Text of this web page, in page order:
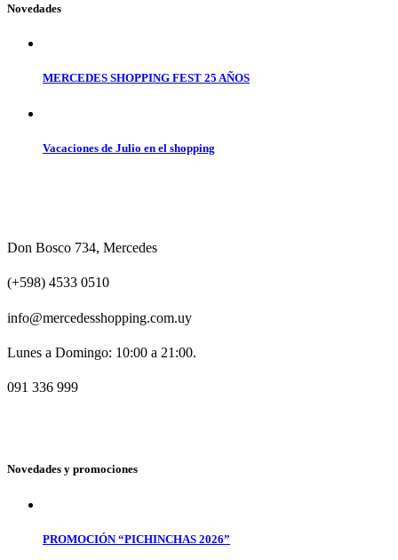
Novedades
MERCEDES SHOPPING FEST 25 AÑOS
Vacaciones de Julio en el shopping
Don Bosco 734, Mercedes
(+598) 4533 0510
info@mercedesshopping.com.uy
Lunes a Domingo: 10:00 a 21:00.
091 336 999
Novedades y promociones
PROMOCIÓN “PICHINCHAS 2026”